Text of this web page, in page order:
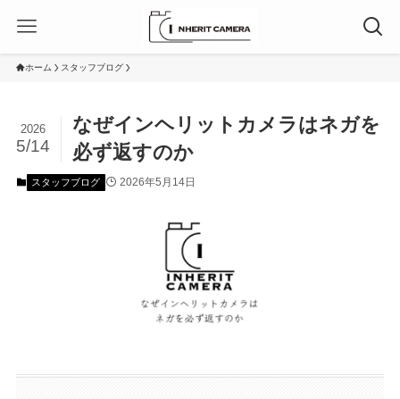
ホーム スタッフブログ
なぜインヘリットカメラはネガを
必ず返すのか
2026
5/14
スタッフブログ 2026年5月14日